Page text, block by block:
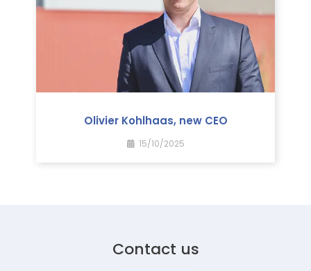
Olivier Kohlhaas, new CEO
15/10/2025
Contact us